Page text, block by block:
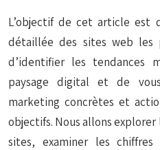
L’objectif de cet article est
détaillée des sites web les
d’identifier les tendances
paysage digital et de
marketing concrètes et
objectifs. Nous allons
sites, examiner les